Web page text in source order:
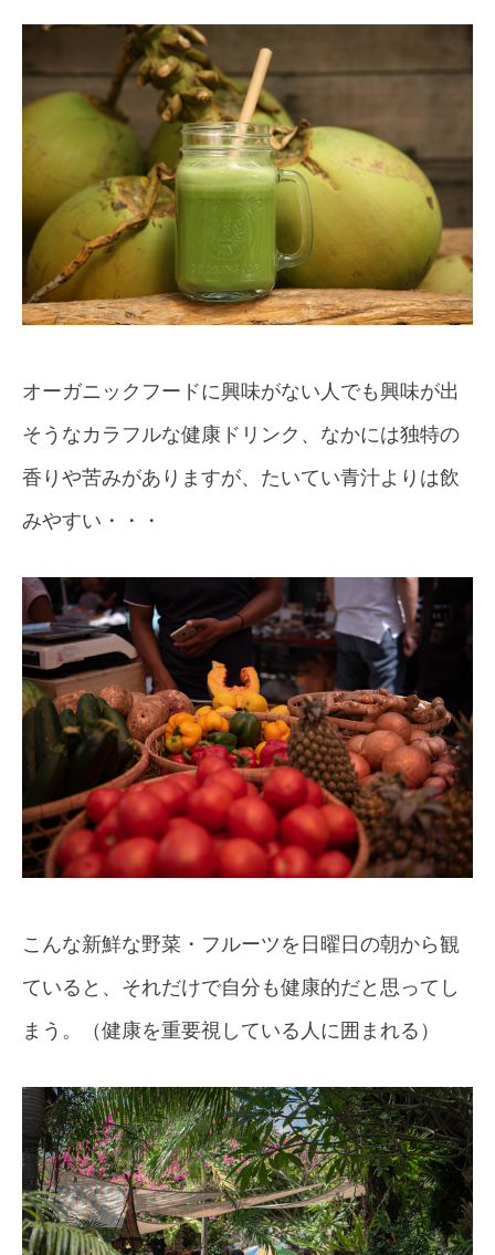
オーガニックフードに興味がない人でも興味が出
そうなカラフルな健康ドリンク、なかには独特の
香りや苦みがありますが、たいてい青汁よりは飲
みやすい・・・
こんな新鮮な野菜・フルーツを日曜日の朝から観
ていると、それだけで自分も健康的だと思ってし
まう。（健康を重要視している人に囲まれる）